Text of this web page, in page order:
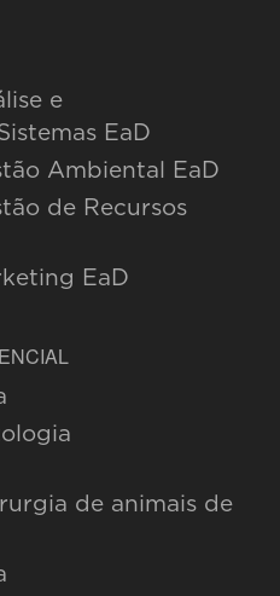
e
EaD
Ambiental EaD
de Recursos
EaD
de animais de